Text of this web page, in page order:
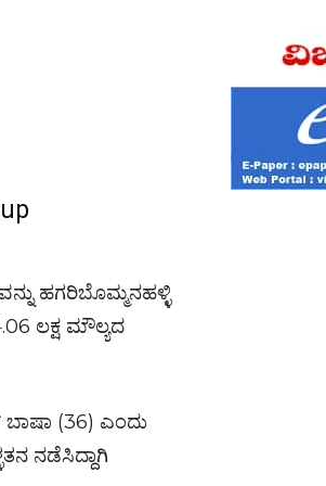
ಹಗರಿಬೊಮ್ಮನಹಳ್ಳಿ
ಲಕ್ಷ ಮೌಲ್ಯದ
(36) ಎಂದು
ನಡೆಸಿದ್ದಾಗಿ